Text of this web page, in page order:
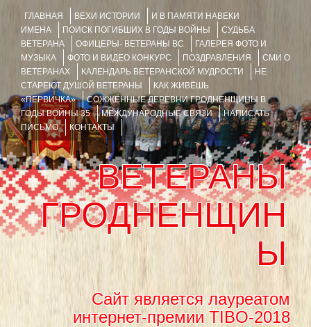
ГЛАВНАЯ ВЕХИ ИСТОРИИ
И В ПАМЯТИ НАВЕКИ
ИМЕНА
ПОИСК ПОГИБШИХ В ГОДЫ ВОЙНЫ
СУДЬБА
ВЕТЕРАНА
ОФИЦЕРЫ- ВЕТЕРАНЫ ВС
ГАЛЕРЕЯ ФОТО И
МУЗЫКА
ФОТО И ВИДЕО КОНКУРС ПОЗДРАВЛЕНИЯ
СМИ О
ВЕТЕРАНАХ
КАЛЕНДАРЬ ВЕТЕРАНСКОЙ МУДРОСТИ
НЕ
СТАРЕЮТ ДУШОЙ ВЕТЕРАНЫ
КАК ЖИВЁШЬ
«ПЕРВИЧКА»
СОЖЖЁННЫЕ ДЕРЕВНИ ГРОДНЕНЩИНЫ В
ГОДЫ ВОЙНЫ 35
МЕЖДУНАРОДНЫЕ СВЯЗИ
НАПИСАТЬ
ПИСЬМО
КОНТАКТЫ
ВЕТЕРАНЫ
ГРОДНЕНЩИН
Ы
Сайт является лауреатом
интернет-премии TIBO-2018